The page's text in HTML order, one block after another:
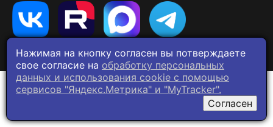
Нажимая на кнопку согласен вы потверждаете
свое согласие на обработку персональных
данных и использования cookie c помощью
сервисов "Яндекс.Метрика" и "MyTracker".
Согласен